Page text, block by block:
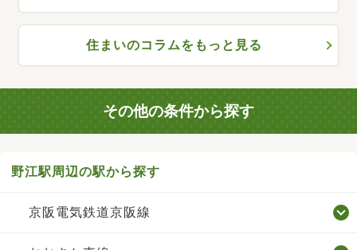
住まいのコラムをもっと見る
その他の条件から探す
野江駅周辺の駅から探す
京阪電気鉄道京阪線